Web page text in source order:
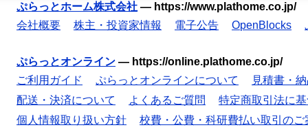
ぷらっとホーム株式会社 — https://www.plathome.co.jp/
会社概要
株主・投資家情報 電子公告 OpenBlocks
ぷらっとオンライン — https://online.plathome.co.jp/
ご利用ガイド
ぷらっとオンラインについて
見積書・
配送・決済について
よくあるご質問
特定商取引法に
個人情報取り扱い方針
校費・公費・科研費払い取引のご